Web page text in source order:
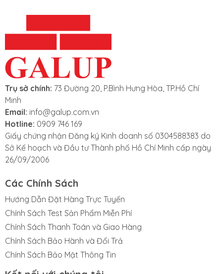
Trụ sở chính: 73 Đường 20, P.Bình Hưng Hòa, TP.Hồ Chí
Minh
Email: info@galup.com.vn
Hotline: 0909 746 169
Giấy chứng nhận Đăng ký Kinh doanh số 0304588383 do
Sở Kế hoạch và Đầu tư Thành phố Hồ Chí Minh cấp ngày
26/09/2006
Các Chính Sách
Hướng Dẫn Đặt Hàng Trực Tuyến
Chính Sách Test Sản Phẩm Miễn Phí
Chính Sách Thanh Toán và Giao Hàng
Chính Sách Bảo Hành và Đổi Trả
Chính Sách Bảo Mật Thông Tin